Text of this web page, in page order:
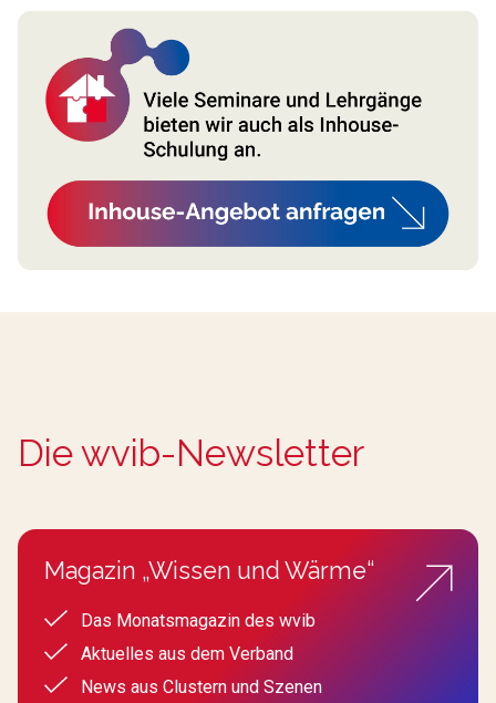
Die wvib-Newsletter
Magazin „Wissen und Wärme“
Das Monatsmagazin des wvib
Aktuelles aus dem Verband
News aus Clustern und Szenen